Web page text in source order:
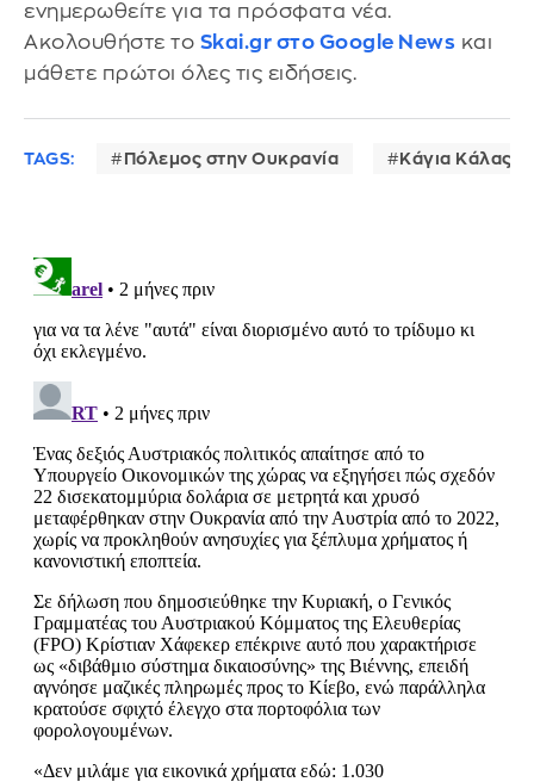
ενημερωθείτε για τα πρόσφατα νέα.
Ακολουθήστε το Skai.gr στο Google News και
μάθετε πρώτοι όλες τις ειδήσεις.
TAGS: Πόλεμος στην Ουκρανία Κάγια Κάλας